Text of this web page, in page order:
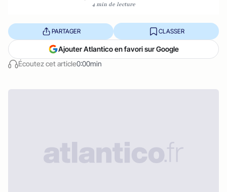
4 min de lecture
Écoutez cet article0:00min
PARTAGER CLASSER
Ajouter Atlantico en favori sur Google